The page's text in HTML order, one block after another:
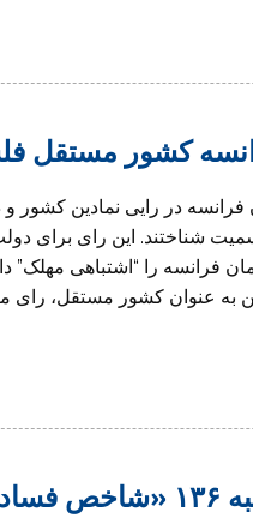
کشور مستقل
فرانسه در رایی نمادین
شناختند. این رای برای
مستقل، رای مثبت دادند. آرای ۳۳۹ نماینده مثبت و آرای
گرفت